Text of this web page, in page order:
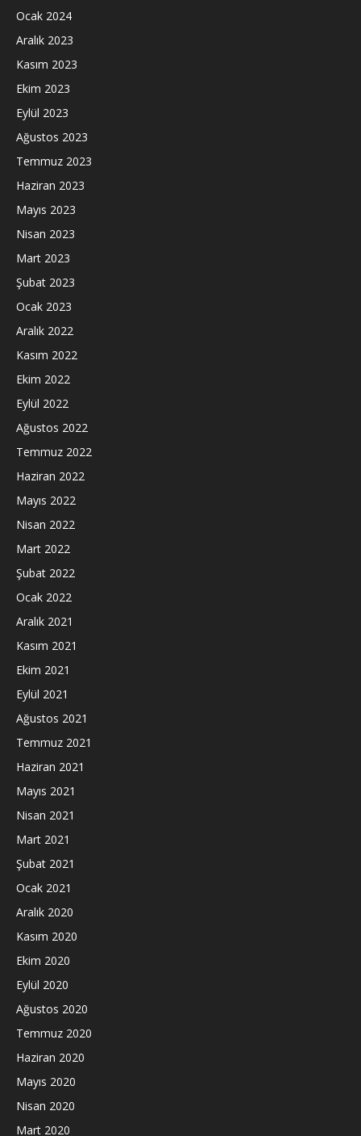
Ocak 2024
Aralık 2023
Kasım 2023
Ekim 2023
Eylül 2023
Ağustos 2023
Temmuz 2023
Haziran 2023
Mayıs 2023
Nisan 2023
Mart 2023
Şubat 2023
Ocak 2023
Aralık 2022
Kasım 2022
Ekim 2022
Eylül 2022
Ağustos 2022
Temmuz 2022
Haziran 2022
Mayıs 2022
Nisan 2022
Mart 2022
Şubat 2022
Ocak 2022
Aralık 2021
Kasım 2021
Ekim 2021
Eylül 2021
Ağustos 2021
Temmuz 2021
Haziran 2021
Mayıs 2021
Nisan 2021
Mart 2021
Şubat 2021
Ocak 2021
Aralık 2020
Kasım 2020
Ekim 2020
Eylül 2020
Ağustos 2020
Temmuz 2020
Haziran 2020
Mayıs 2020
Nisan 2020
Mart 2020